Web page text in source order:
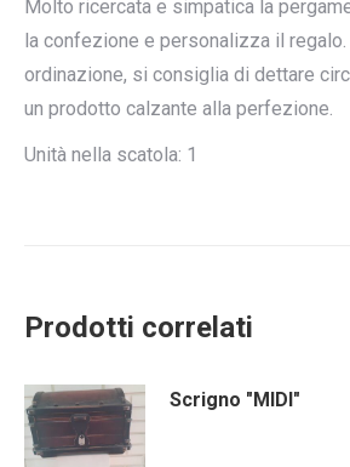
Molto ricercata e simpatica la
la confezione e personalizza il
ordinazione, si consiglia di dettare
un prodotto calzante alla perfezione.
Unità nella scatola: 1
Prodotti correlati
Scrigno "MIDI"